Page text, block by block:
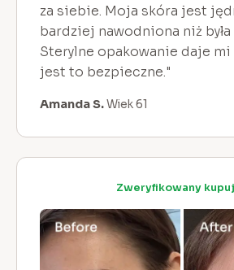
za siebie. Moja skóra jest
bardziej nawodniona niż
Sterylne opakowanie daje mi
jest to bezpieczne."
Amanda S.Wiek 61
Zweryfikowany